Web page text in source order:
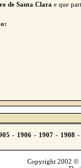
de Santa Clara e que
Copyright 2002 ©